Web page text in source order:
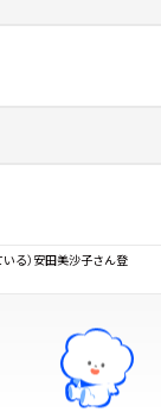
る）安田美沙子さん登